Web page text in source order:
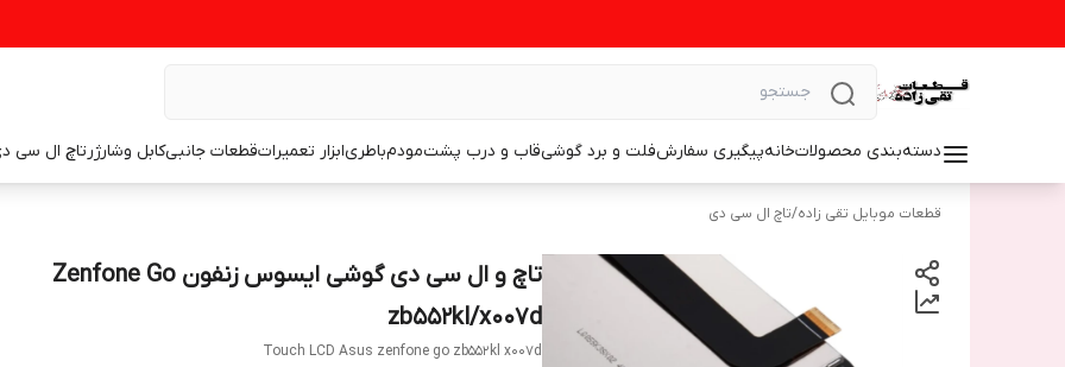
دسته‌بندی محصولاتخانهپیگیری سفارشفلت و برد گوشیقاب و درب پشتمودمباطریابزار تعمیراتقطعات جانبیکابل وشارژرتاچ ال سی
قطعات موبایل تقی زاده/تاچ ال سی دی
تاچ و ال سی دی گوشی ایسوس زنفون Zenfone Go
zb552kl/x007d
Touch LCD Asus zenfone go zb552kl x007d